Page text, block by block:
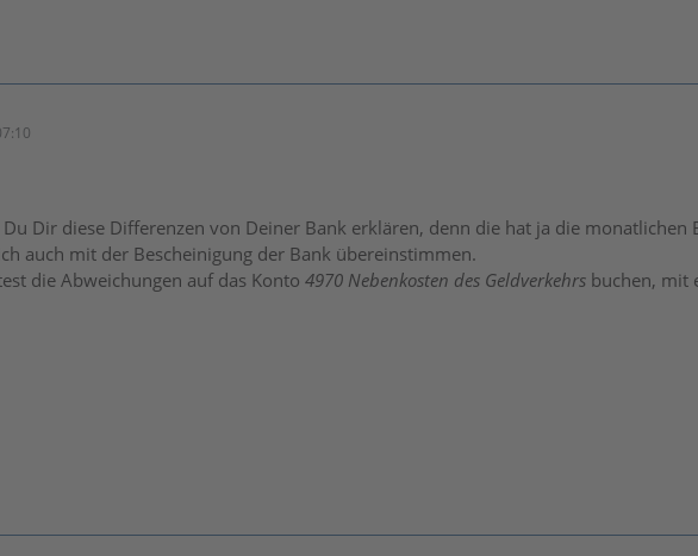
Dir diese Differenzen von Deiner Bank erklären, denn die hat ja die monatlichen
auch mit der Bescheinigung der Bank übereinstimmen.
die Abweichungen auf das Konto 4970 Nebenkosten des Geldverkehrs buchen, mit